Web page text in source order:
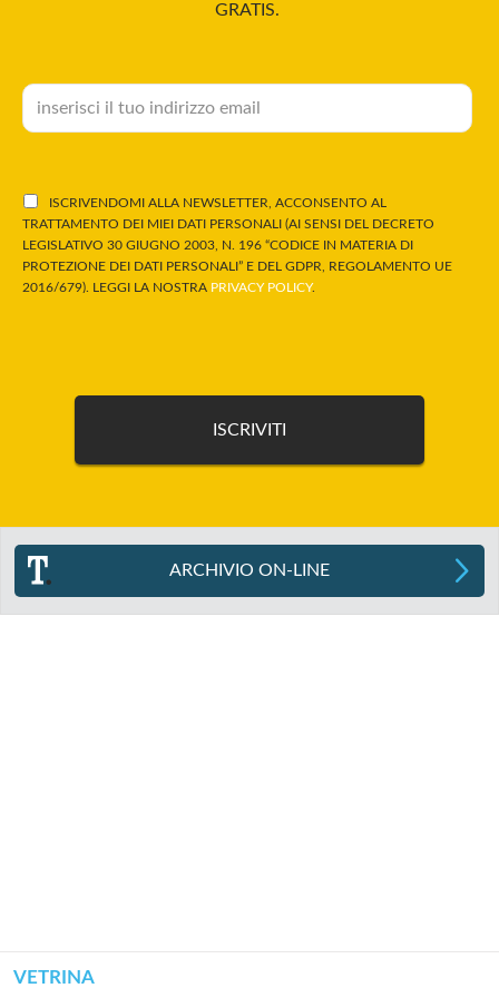
GRATIS.
ISCRIVENDOMI ALLA NEWSLETTER, ACCONSENTO AL
TRATTAMENTO DEI MIEI DATI PERSONALI (AI SENSI DEL DECRETO
LEGISLATIVO 30 GIUGNO 2003, N. 196 “CODICE IN MATERIA DI
PROTEZIONE DEI DATI PERSONALI” E DEL GDPR, REGOLAMENTO UE
2016/679). LEGGI LA NOSTRA PRIVACY POLICY.
ARCHIVIO ON-LINE
VETRINA